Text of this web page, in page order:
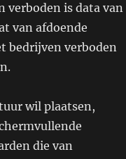
verboden is data van
van afdoende
bedrijven verboden
wil plaatsen,
die van